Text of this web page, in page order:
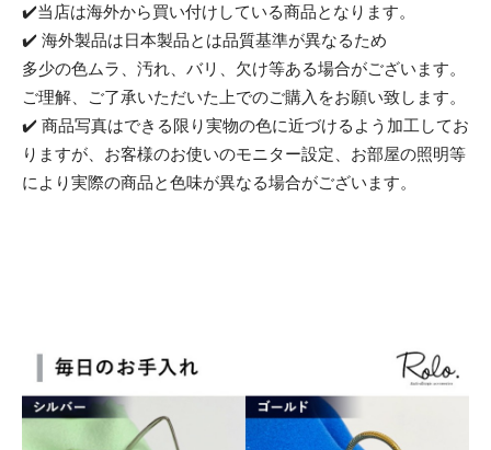
✔️当店は海外から買い付けしている商品となります。
✔️ 海外製品は日本製品とは品質基準が異なるため
多少の色ムラ、汚れ、バリ、欠け等ある場合がございます。
ご理解、ご了承いただいた上でのご購入をお願い致します。
✔️ 商品写真はできる限り実物の色に近づけるよう加工してお
りますが、お客様のお使いのモニター設定、お部屋の照明等
により実際の商品と色味が異なる場合がございます。